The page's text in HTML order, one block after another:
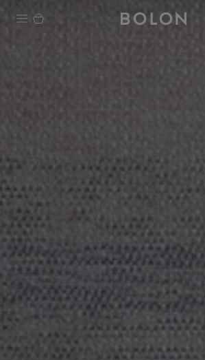
Projekt
Hållbarhet
Installation
Underhåll
Designsamarbeten
Stories
FAQ
Om oss
Kontakta oss
Pattern Tile Tool